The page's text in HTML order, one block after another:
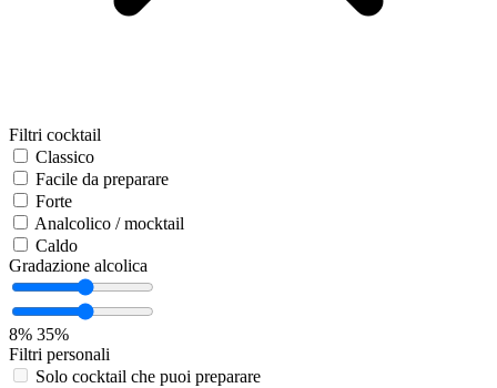
Filtri cocktail
Classico
Facile da preparare
Forte
Analcolico / mocktail
Caldo
Gradazione alcolica
8% 35%
Filtri personali
Solo cocktail che puoi preparare